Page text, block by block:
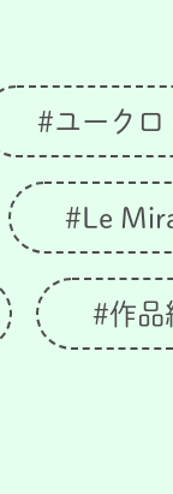
#ユークロ
#Le
#作品